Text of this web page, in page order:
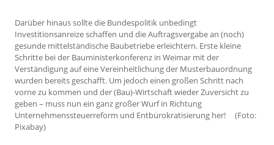
Darüber hinaus sollte die Bundespolitik unbedingt
Investitionsanreize schaffen und die Auftragsvergabe an (noch)
gesunde mittelständische Baubetriebe erleichtern. Erste kleine
Schritte bei der Bauministerkonferenz in Weimar mit der
Verständigung auf eine Vereinheitlichung der Musterbauordnung
wurden bereits geschafft. Um jedoch einen großen Schritt nach
vorne zu kommen und der (Bau)-Wirtschaft wieder Zuversicht zu
geben – muss nun ein ganz großer Wurf in Richtung
Unternehmenssteuerreform und Entbürokratisierung her! (Foto:
Pixabay)